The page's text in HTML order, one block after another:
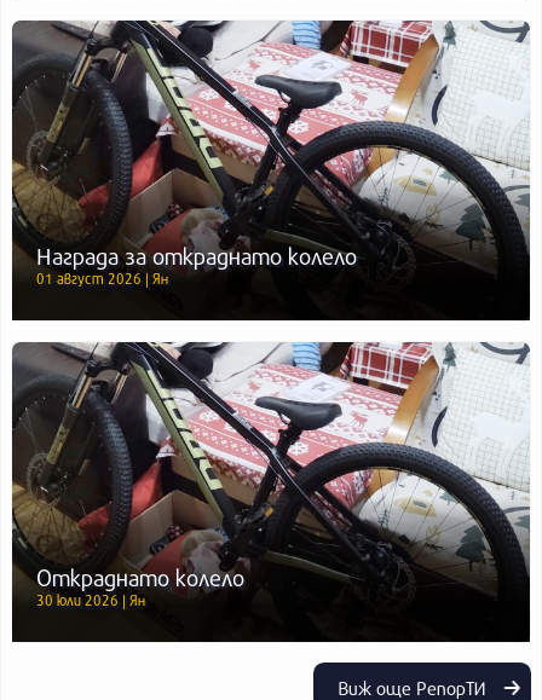
Награда за откраднато колело
01 август 2026 | Ян
Откраднато колело
30 юли 2026 | Ян
Виж още РепорТИ